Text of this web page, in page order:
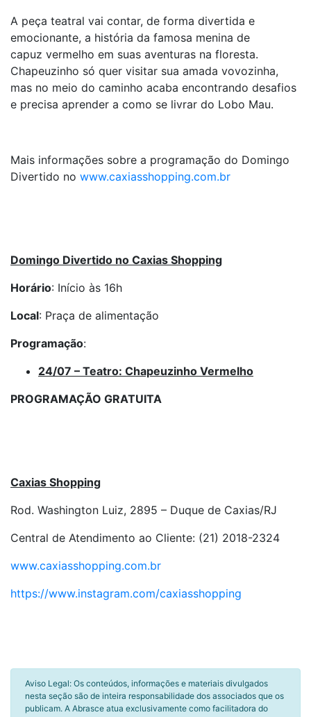
A peça teatral vai contar, de forma divertida e
emocionante, a história da famosa menina de
capuz vermelho em suas aventuras na floresta.
Chapeuzinho só quer visitar sua amada vovozinha,
mas no meio do caminho acaba encontrando desafios
e precisa aprender a como se livrar do Lobo Mau.
Mais informações sobre a programação do Domingo
Divertido no www.caxiasshopping.com.br
Domingo Divertido no Caxias Shopping
Horário: Início às 16h
Local: Praça de alimentação
Programação:
24/07 – Teatro: Chapeuzinho Vermelho
PROGRAMAÇÃO GRATUITA
Caxias Shopping
Rod. Washington Luiz, 2895 – Duque de Caxias/RJ
Central de Atendimento ao Cliente: (21) 2018-2324
www.caxiasshopping.com.br
https://www.instagram.com/caxiasshopping
Aviso Legal: Os conteúdos, informações e materiais divulgados
nesta seção são de inteira responsabilidade dos associados que os
publicam. A Abrasce atua exclusivamente como facilitadora do